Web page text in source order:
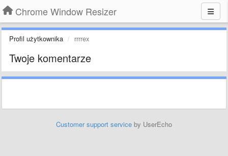
Chrome Window Resizer
Profil użytkownika rrrrex
Twoje komentarze
Customer support service by UserEcho